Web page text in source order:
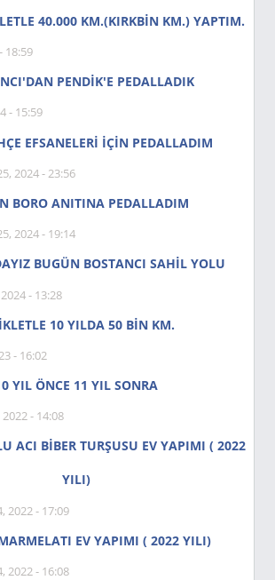
40.000 KM.(KIRKBİN KM.) YAPTIM.
18:59
PENDİK'E PEDALLADIK
- 15:59
EFSANELERİ İÇİN PEDALLADIM
2024 - 23:56
BORO ANITINA PEDALLADIM
2024 - 19:14
BUGÜN BOSTANCI SAHİL YOLU
- 13:28
10 YILDA 50 BİN KM.
- 16:02
YIL ÖNCE 11 YIL SONRA
- 14:08
ACI BİBER TURŞUSU EV YAPIMI ( 2022
YILI)
2022 - 17:09
EV YAPIMI ( 2022 YILI)
2022 - 16:08